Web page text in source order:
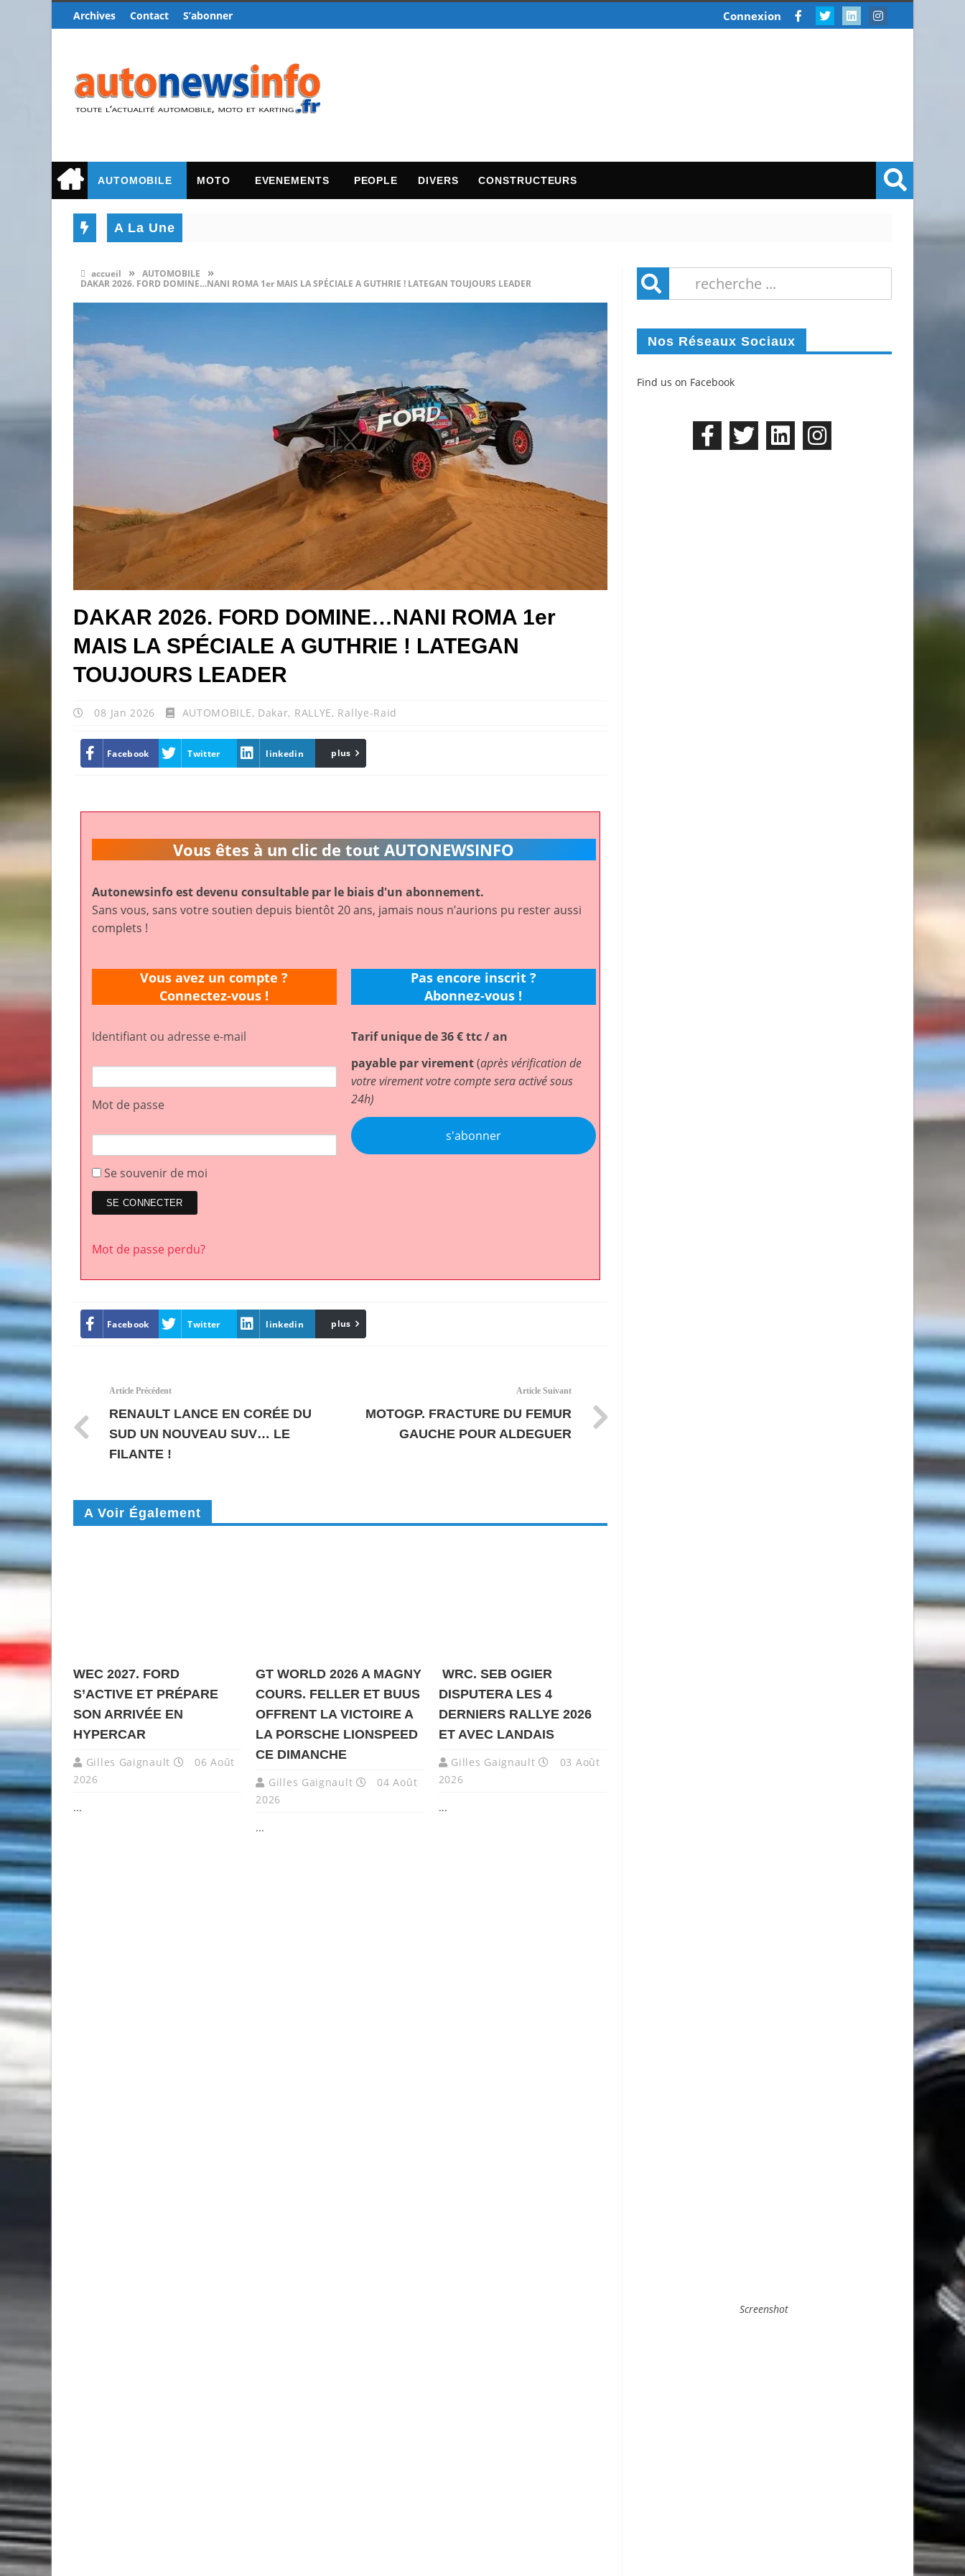
Archives Contact S’abonner Connexion
AUTOMOBILE MOTO EVENEMENTS PEOPLE DIVERS CONSTRUCTEURS
A La Une
accueil » AUTOMOBILE »
DAKAR 2026. FORD DOMINE…NANI ROMA 1er MAIS LA SPÉCIALE A GUTHRIE ! LATEGAN TOUJOURS LEADER
DAKAR 2026. FORD DOMINE…NANI ROMA 1er
MAIS LA SPÉCIALE A GUTHRIE ! LATEGAN
TOUJOURS LEADER
08 Jan 2026 AUTOMOBILE, Dakar, RALLYE, Rallye-Raid
Facebook Twitter linkedin Email
plus
Vous êtes à un clic de tout AUTONEWSINFO
Autonewsinfo est devenu consultable par le biais d'un abonnement.
Sans vous, sans votre soutien depuis bientôt 20 ans, jamais nous n’aurions pu rester aussi
complets !
Vous avez un compte ?
Connectez-vous !
Identifiant ou adresse e-mail
Mot de passe
Se souvenir de moi
Mot de passe perdu?
Pas encore inscrit ?
Abonnez-vous !
Tarif unique de 36 € ttc / an
payable par virement(après vérification de
votre virement votre compte sera activé sous
24h)
s'abonner
Facebook Twitter linkedin Email
plus
Article Précédent
RENAULT LANCE EN CORÉE DU
SUD UN NOUVEAU SUV… LE
FILANTE !
Article Suivant
MOTOGP. FRACTURE DU FEMUR
GAUCHE POUR ALDEGUER
A Voir Également
WEC 2027. FORD
S’ACTIVE ET PRÉPARE
SON ARRIVÉE EN
HYPERCAR
Gilles Gaignault
06 Août
2026
...
GT WORLD 2026 A MAGNY
COURS. FELLER ET BUUS
OFFRENT LA VICTOIRE A
LA PORSCHE LIONSPEED
CE DIMANCHE
Gilles Gaignault
04 Août
2026
...
WRC. SEB OGIER
DISPUTERA LES 4
DERNIERS RALLYE 2026
ET AVEC LANDAIS
Gilles Gaignault
03 Août
2026
...
Nos Réseaux Sociaux
Find us on Facebook
Screenshot